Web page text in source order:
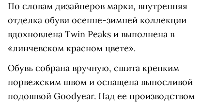
По словам дизайнеров марки, внутренняя
отделка обуви осенне-зимней коллекции
вдохновлена Twin Peaks и выполнена в
«линчевском красном цвете».
Обувь собрана вручную, сшита крепким
норвежским швом и оснащена выносливой
подошвой Goodyear. Над ее производством